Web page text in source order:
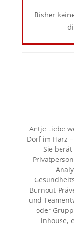
Bisher
Antje Liebe
Dorf im Harz
Sie
Burnout-
und
oder
inhouse,